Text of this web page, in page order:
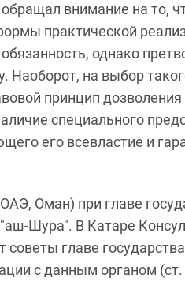
внимание на то,
практической
однако
Наоборот, на выбор
принцип
специального
его всевластие и
Оман) при главе
Шура". В Катаре
советы главе
с данным органом